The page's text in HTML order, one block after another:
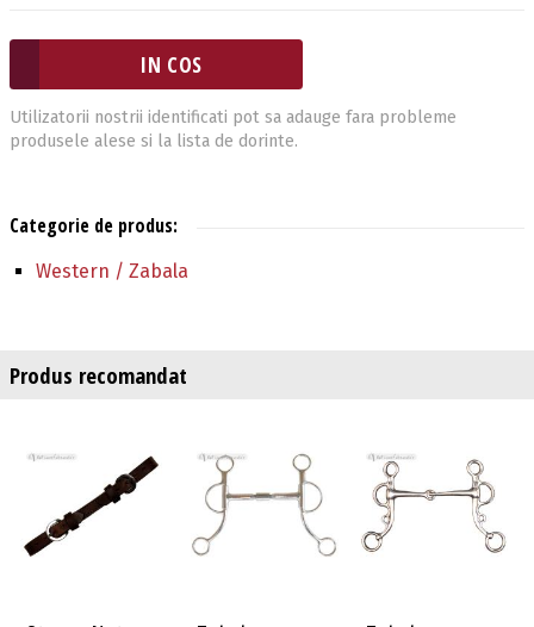
Utilizatorii nostrii identificati pot sa adauge fara probleme
produsele alese si la lista de dorinte.
Categorie de produs:
Western / Zabala
Produs recomandat